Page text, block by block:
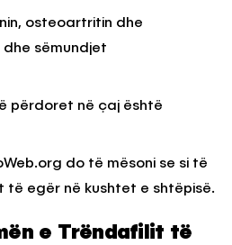
osteoartritin dhe
sëmundjet
përdoret në çaj është
do të mësoni se si të
të egër në kushtet e shtëpisë.
e Trëndafilit të